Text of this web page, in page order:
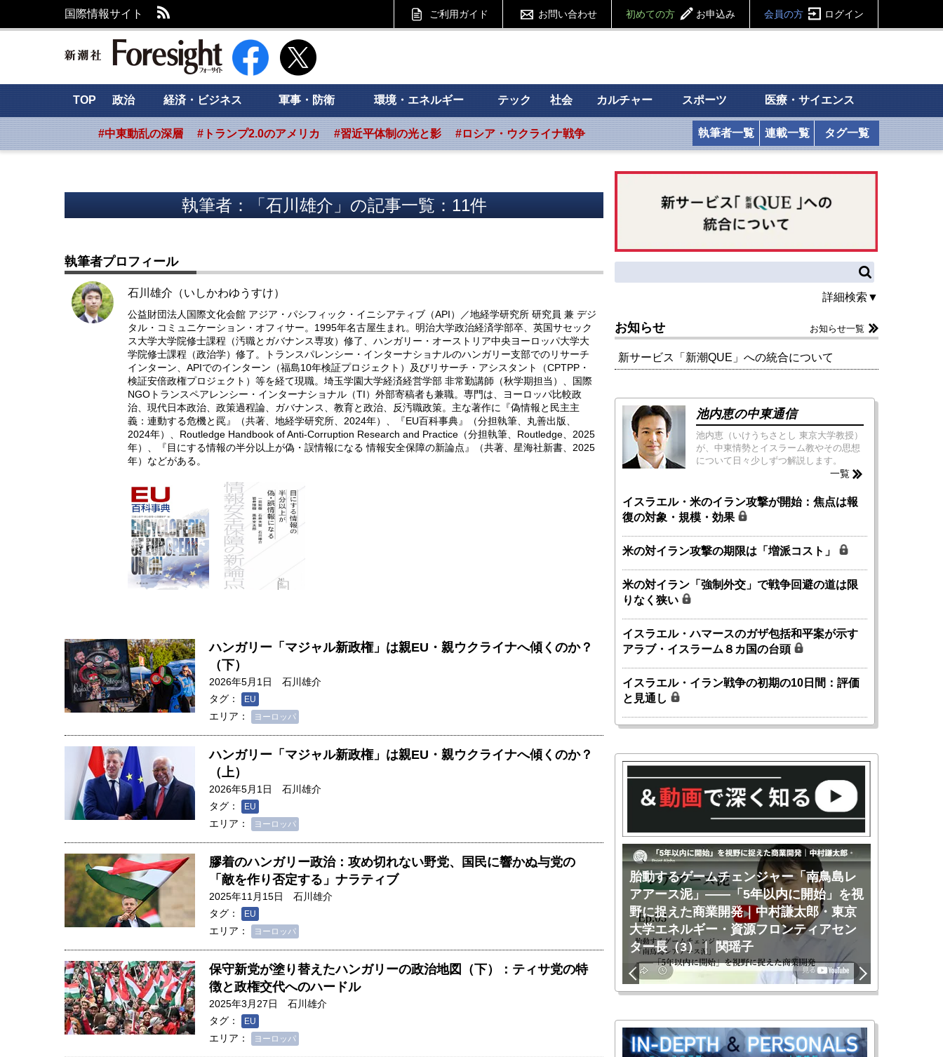
国際情報サイト ご利用ガイド お問い合わせ 初めての方 お申込み 会員の方 ログイン
新潮社 Foresight フォーサイト
TOP 政治 経済・ビジネス 軍事・防衛 環境・エネルギー テック 社会 カルチャー スポーツ 医療・サイエンス
#中東動乱の深層 #トランプ2.0のアメリカ #習近平体制の光と影 #ロシア・ウクライナ戦争 執筆者一覧 連載一覧 タグ一覧
執筆者：「石川雄介」の記事一覧：11件
執筆者プロフィール
石川雄介（いしかわゆうすけ）
公益財団法人国際文化会館 アジア・パシフィック・イニシアティブ（API）／地経学研究所 研究員 兼 デジ
タル・コミュニケーション・オフィサー。1995年名古屋生まれ。明治大学政治経済学部卒、英国サセック
ス大学大学院修士課程（汚職とガバナンス専攻）修了、ハンガリー・オーストリア中央ヨーロッパ大学大
学院修士課程（政治学）修了。トランスパレンシー・インターナショナルのハンガリー支部でのリサーチ
インターン、APIでのインターン（福島10年検証プロジェクト）及びリサーチ・アシスタント（CPTPP・
検証安倍政権プロジェクト）等を経て現職。埼玉学園大学経済経営学部 非常勤講師（秋学期担当）、国際
NGOトランスペアレンシー・インターナショナル（TI）外部寄稿者も兼職。専門は、ヨーロッパ比較政
治、現代日本政治、政策過程論、ガバナンス、教育と政治、反汚職政策。主な著作に『偽情報と民主主
義：連動する危機と罠』（共著、地経学研究所、2024年）、『EU百科事典』（分担執筆、丸善出版、
2024年）、Routledge Handbook of Anti-Corruption Research and Practice（分担執筆、Routledge、2025
年）、『目にする情報の半分以上が偽・誤情報になる 情報安全保障の新論点』（共著、星海社新書、2025
年）などがある。
ハンガリー「マジャル新政権」は親EU・親ウクライナへ傾くのか？
（下）
2026年5月1日
石川雄介
タグ：
EU
エリア： ヨーロッパ
ハンガリー「マジャル新政権」は親EU・親ウクライナへ傾くのか？
（上）
2026年5月1日
石川雄介
タグ：
EU
エリア： ヨーロッパ
膠着のハンガリー政治：攻め切れない野党、国民に響かぬ与党の
「敵を作り否定する」ナラティブ
2025年11月15日
石川雄介
タグ：
EU
エリア： ヨーロッパ
保守新党が塗り替えたハンガリーの政治地図（下）：ティサ党の特
徴と政権交代へのハードル
2025年3月27日
石川雄介
タグ：
EU
エリア： ヨーロッパ
詳細検索▼
お知らせ お知らせ一覧
新サービス「新潮QUE」への統合について
池内恵の中東通信
池内恵（いけうちさとし 東京大学教授）
が、中東情勢とイスラーム教やその思想
について日々少しずつ解説します。
一覧
イスラエル・米のイラン攻撃が開始：焦点は報
復の対象・規模・効果
米の対イラン攻撃の期限は「増派コスト」
米の対イラン「強制外交」で戦争回避の道は限
りなく狭い
イスラエル・ハマースのガザ包括和平案が示す
アラブ・イスラーム８カ国の台頭
イスラエル・イラン戦争の初期の10日間：評価
と見通し
人は「地上の太陽」を手にするか 核融
合発電の現在地――実現・普及後の「世
界像」｜江尻晶・東京大学大学院新領域
創成科学研究科教授（4）｜ 関瑶子
胎動するゲームチェンジャー「南鳥島レ
ー長（4）｜ 関瑶子
胎動するゲームチェンジャー「南鳥島レ
アアース泥」――「5年以内に開始」を視
野に捉えた商業開発｜中村謙太郎・東京
大学エネルギー・資源フロンティアセン
ター長（3）｜ 関瑶子